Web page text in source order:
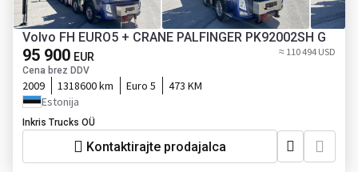
Volvo FH EURO5 + CRANE PALFINGER PK92002SH G
95 900 EUR
Cena brez DDV
≈ 110 494 USD
2009 1318600 km Euro 5
473 KM
Estonija
Inkris Trucks OÜ
Kontaktirajte prodajalca